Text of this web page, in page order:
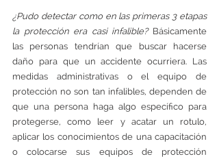
¿Pudo detectar como en las primeras 3 etapas
la protección era casi infalible? Básicamente
las personas tendrían que buscar hacerse
daño para que un accidente ocurriera. Las
medidas administrativas o el equipo de
protección no son tan infalibles, dependen de
que una persona haga algo específico para
protegerse, como leer y acatar un rotulo,
aplicar los conocimientos de una capacitación
o colocarse sus equipos de protección